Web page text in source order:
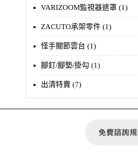
VARIZOOM監視器遮罩 (1)
ZACUTO承架零件 (1)
怪手關節雲台 (1)
腳釘/腳墊/掛勾 (1)
出清特賣 (7)